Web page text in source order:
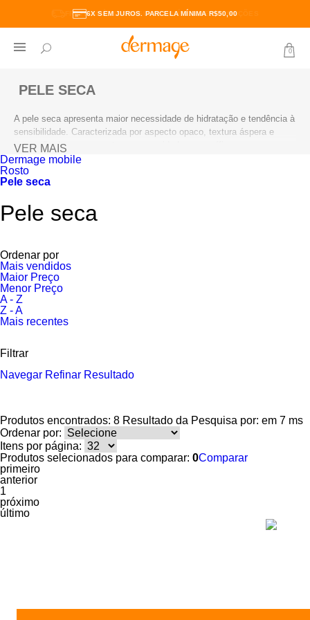
6X SEM JUROS. PARCELA MÍNIMA R$50,00
0
PELE SECA
A pele seca apresenta maior necessidade de hidratação e tendência à
sensibilidade. Caracterizada por aspecto opaco, textura áspera e
sensação de repuxamento, requer cuidados específicos para
recuperar maciez e luminosidade. Os dermocosméticos Dermage para
pele seca oferecem hidratação intensiva, nutrição profunda, proteção
e muito mais. Fórmulas ricas com ativos emolientes que restauram a
VER MAIS
Dermage mobile
Rosto
Pele seca
Pele seca
Ordenar por
Mais vendidos
Maior Preço
Menor Preço
A - Z
Z - A
Mais recentes
Filtrar
Navegar Refinar Resultado
Produtos encontrados: 8 Resultado da Pesquisa por: em 7 ms
Ordenar por:
Itens por página:
Produtos selecionados para comparar: 0Comparar
primeiro
anterior
1
próximo
último